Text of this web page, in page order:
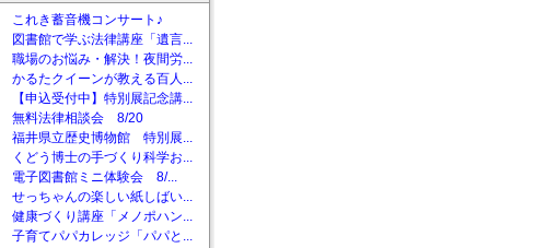
これき蓄音機コンサート♪
図書館で学ぶ法律講座「遺言...
職場のお悩み・解決！夜間労...
かるたクイーンが教える百人...
【申込受付中】特別展記念講...
無料法律相談会 8/20
福井県立歴史博物館 特別展...
くどう博士の手づくり科学お...
電子図書館ミニ体験会 8/...
せっちゃんの楽しい紙しばい...
健康づくり講座「メノポハン...
子育てパパカレッジ「パパと...